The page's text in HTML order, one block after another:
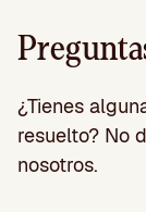
¿Tienes
resuelto? No
nosotros.